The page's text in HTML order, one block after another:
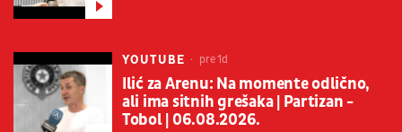
YOUTUBE pre 1d
Ilić za Arenu: Na momente odlično,
ali ima sitnih grešaka | Partizan -
Tobol | 06.08.2026.